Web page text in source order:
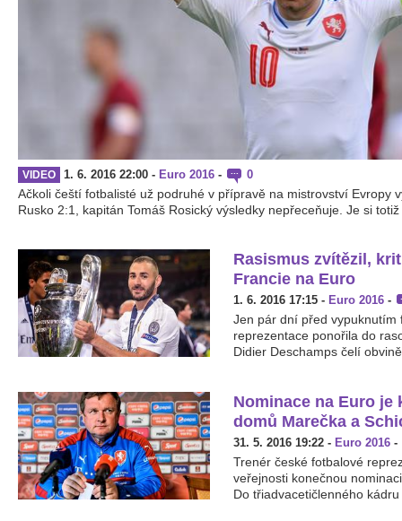
VIDEO 1. 6. 2016 22:00 - Euro 2016 - 0
Ačkoli čeští fotbalisté už podruhé v přípravě na mistrovství Evropy
Rusko 2:1, kapitán Tomáš Rosický výsledky nepřeceňuje. Je si
Rasismus zvítězil,
Francie na Euro
1. 6. 2016 17:15 - Euro 2016 -
Jen pár dní před vypuknutím
reprezentace ponořila do
Didier Deschamps čelí
Nominace na Euro je
domů Marečka a
31. 5. 2016 19:22 - Euro 2016 -
Trenér české fotbalové
veřejnosti konečnou
Do třiadvacetičlenného